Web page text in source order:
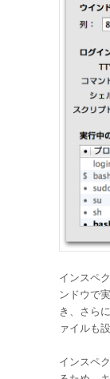
インスペ
ンドウで
き、さら
ァイルも
インスペ